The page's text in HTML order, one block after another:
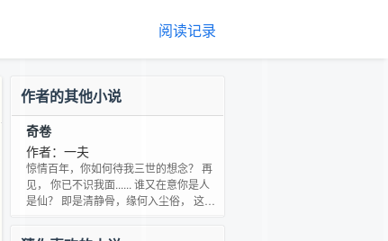
阅读记录
作者的其他小说
奇卷
作者：一夫
惊情百年，你如何待我三世的想念？ 再
见， 你已不识我面...... 谁又在意你是人
是仙？ 即是清静骨，缘何入尘俗， 这一